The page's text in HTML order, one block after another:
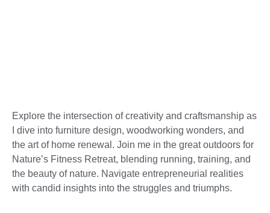
Explore the intersection of creativity and craftsmanship as
I dive into furniture design, woodworking wonders, and
the art of home renewal. Join me in the great outdoors for
Nature’s Fitness Retreat, blending running, training, and
the beauty of nature. Navigate entrepreneurial realities
with candid insights into the struggles and triumphs.